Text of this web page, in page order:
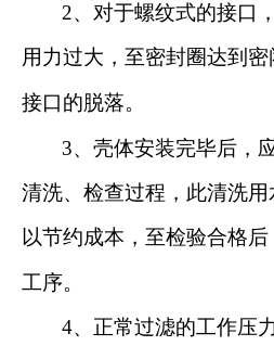
2、对于螺纹式的接口
用力过大，至密封圈达到
接口的脱落。
3、壳体安装完毕后，
清洗、检查过程，此清洗用
以节约成本，至检验合格
工序。
4、正常过滤的工作压